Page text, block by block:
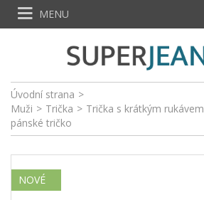
Úvodní strana >
Muži > Trička > Trička s krátkým rukávem
pánské tričko
NOVÉ
MENU